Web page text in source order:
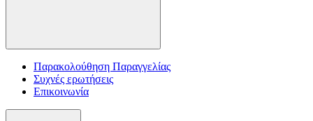
Παρακολούθηση Παραγγελίας
Συχνές ερωτήσεις
Επικοινωνία